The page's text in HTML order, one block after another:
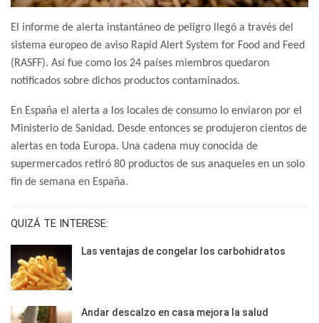
El informe de alerta instantáneo de peligro llegó a través del
sistema europeo de aviso Rapid Alert System for Food and Feed
(RASFF). Así fue como los 24 países miembros quedaron
notificados sobre dichos productos contaminados.
En España el alerta a los locales de consumo lo enviaron por el
Ministerio de Sanidad. Desde entonces se produjeron cientos de
alertas en toda Europa. Una cadena muy conocida de
supermercados retiró 80 productos de sus anaqueles en un solo
fin de semana en España.
QUIZÁ TE INTERESE:
Las ventajas de congelar los carbohidratos
Andar descalzo en casa mejora la salud